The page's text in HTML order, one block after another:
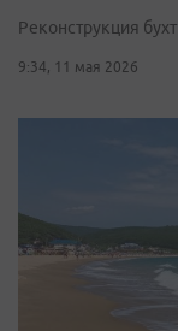
Реконструкция
9:34, 11 мая 2026